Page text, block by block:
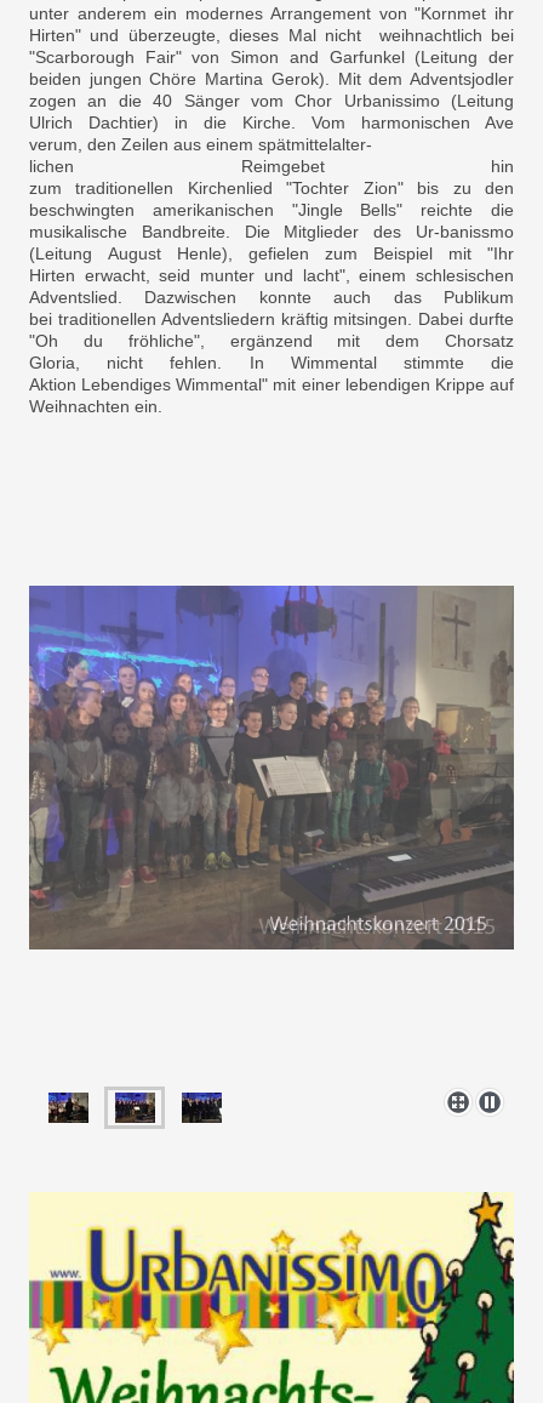
unter anderem ein modernes Arrangement von "Kornmet ihr
Hirten" und überzeugte, dieses Mal nicht weihnachtlich bei
"Scarborough Fair" von Simon and Garfunkel (Leitung der
beiden jungen Chöre Martina Gerok). Mit dem Adventsjodler
zogen an die 40 Sänger vom Chor Urbanissimo (Leitung
Ulrich Dachtier) in die Kirche. Vom harmonischen Ave
verum, den Zeilen aus einem spätmittelalter-
lichen Reimgebet hin
zum traditionellen Kirchenlied "Tochter Zion" bis zu den
beschwingten amerikanischen "Jingle Bells" reichte die
musikalische Bandbreite. Die Mitglieder des Ur-banissmo
(Leitung August Henle), gefielen zum Beispiel mit "Ihr
Hirten erwacht, seid munter und lacht", einem schlesischen
Adventslied. Dazwischen konnte auch das Publikum
bei traditionellen Adventsliedern kräftig mitsingen. Dabei durfte
"Oh du fröhliche", ergänzend mit dem Chorsatz
Gloria, nicht fehlen. In Wimmental stimmte die
Aktion Lebendiges Wimmental" mit einer lebendigen Krippe auf
Weihnachten ein.